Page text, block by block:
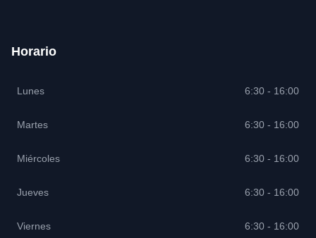
Horario
Lunes 6:30 - 16:00
Martes 6:30 - 16:00
Miércoles 6:30 - 16:00
Jueves 6:30 - 16:00
Viernes 6:30 - 16:00